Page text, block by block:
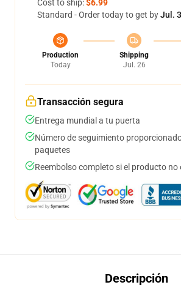
Cost to ship:$6.99
Standard - Order today to get byJul.
Production
Today
Shipping
Jul. 26
Transacción segura
Entrega mundial a tu puerta
Número de seguimiento
paquetes
Reembolso completo si el producto no
Descripción